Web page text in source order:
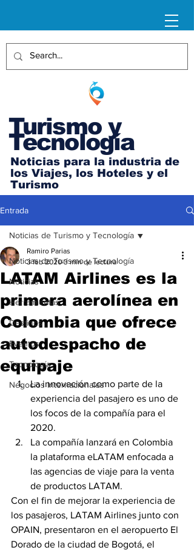
Turismo y
Tecnología
Noticias para la industria de
los Viajes, los Hoteles y el
Turismo
Entrada
Noticias de Turismo y Tecnología
Noticias
Herramientas
Destinos
Eventos
Tecnología
Negocios Internacionales
Noticias de Turismo y Tecnología
LATAM Airlines es la
primera aerolínea en
Colombia que ofrece
autodespacho de
equipaje
Ramiro Parias
3 feb 2020 3 min de lectura
La innovación como parte de la
experiencia del pasajero es uno de
los focos de la compañía para el
2020.
La compañía lanzará en Colombia
la plataforma eLATAM enfocada a
las agencias de viaje para la venta
de productos LATAM.
Con el fin de mejorar la experiencia de
los pasajeros, LATAM Airlines junto con
OPAIN, presentaron en el aeropuerto El
Dorado de la ciudad de Bogotá, el